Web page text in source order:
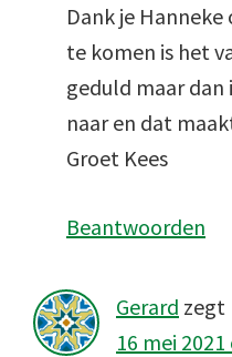
Dank je
te komen is het
geduld maar
naar en dat
Groet Kees
Beantwoorden
Gerard zegt
16 mei